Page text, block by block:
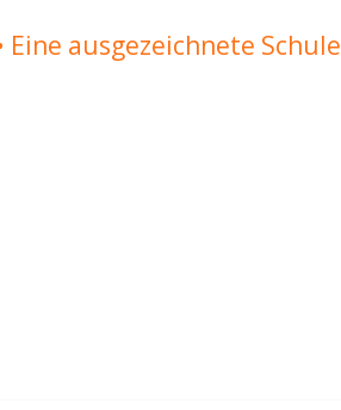
Eine ausgezeichnete Schule